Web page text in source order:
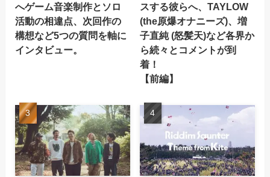
へゲーム音楽制作とソロ
活動の相違点、次回作の
構想など5つの質問を軸に
インタビュー。
スする彼らへ、TAYLOW
(the原爆オナニーズ)、増
子直純 (怒髪天)など各界か
ら続々とコメントが到
着！
【前編】